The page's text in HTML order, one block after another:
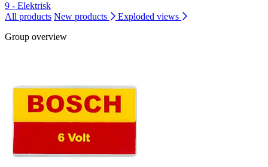
9 - Elektrisk
All products New products
Exploded views
Group overview